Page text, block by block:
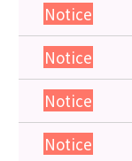
Notice
Notice
Notice
Notice